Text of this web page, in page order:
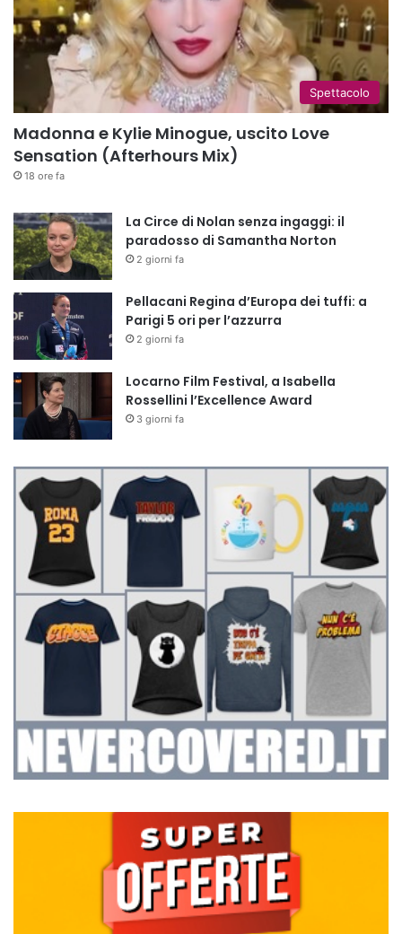
Spettacolo
Madonna e Kylie Minogue, uscito Love
Sensation (Afterhours Mix)
18 ore fa
La Circe di Nolan senza ingaggi: il
paradosso di Samantha Norton
2 giorni fa
Pellacani Regina d’Europa dei tuffi: a
Parigi 5 ori per l’azzurra
2 giorni fa
Locarno Film Festival, a Isabella
Rossellini l’Excellence Award
3 giorni fa